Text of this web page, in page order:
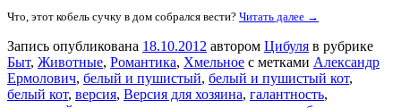
Что, этот кобель сучку в дом собрался вести? Читать далее →
Запись опубликована 18.10.2012 автором Цибуля в рубрике
Быт, Животные, Романтика, Хмельное с метками Александр
Ермолович, белый и пушистый, белый и пушистый кот,
белый кот, версия, Версия для хозяина, галантность,